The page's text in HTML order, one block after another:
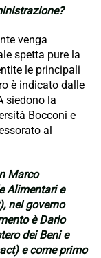
venga
spetta pure la
le principali
è indicato dalle
siedono la
Bocconi e
al
Marco
Alimentari e
nel governo
è Dario
dei Beni e
e come primo